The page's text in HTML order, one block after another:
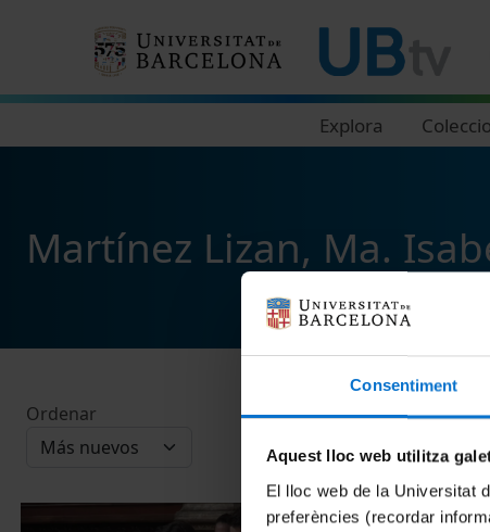
Consentiment
Aquest lloc web utilitza
El lloc web de la Universitat
preferències (recordar
Explora
Martínez Lizan, Ma.
Ordenar